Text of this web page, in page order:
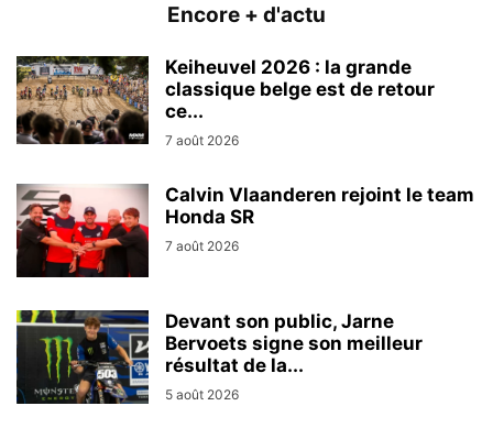
Encore + d'actu
Keiheuvel 2026 : la grande
classique belge est de retour
ce...
7 août 2026
Calvin Vlaanderen rejoint le team
Honda SR
7 août 2026
Devant son public, Jarne
Bervoets signe son meilleur
résultat de la...
5 août 2026